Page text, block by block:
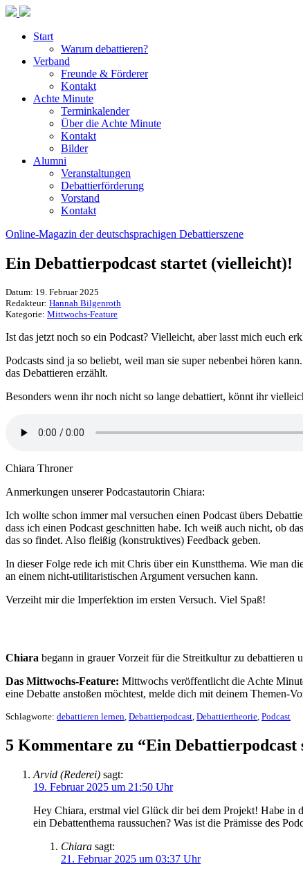
Start
Warum debattieren?
Verband
Freunde & Förderer
Kontakt
Achte Minute
Terminkalender
Über die Achte Minute
Kontakt
Bilder
Alumni
Veranstaltungen
Debattierförderung
Vorstand
Kontakt
Online-Magazin der deutschsprachigen Debattierszene
Ein Debattierpodcast startet (vielleicht)!
Datum: 19. Februar 2025
Redakteur: Hannah Bilgenroth
Kategorie: Mittwochs-Feature
Ist das jetzt noch so ein Podcast? Vielleicht, aber lasst mich euch
Podcasts sind ja so beliebt, weil man sie super nebenbei hören
das Debattieren erzählt.
Besonders wenn ihr noch nicht so lange debattiert, könnt ihr
Chiara Throner
Anmerkungen unserer Podcastautorin Chiara:
Ich wollte schon immer mal versuchen einen Podcast übers
dass ich einen Podcast geschnitten habe. Ich weiß auch nicht, ob
das so findet. Also fleißig (konstruktives) Feedback geben.
In dieser Folge rede ich mit Chris über ein Kunstthema. Wie man
an einem nicht-utilitaristischen Argument versuchen kann.
Verzeiht mir die Imperfektion im ersten Versuch. Viel Spaß!
Chiara begann in grauer Vorzeit für die Streitkultur zu debattieren
Das Mittwochs-Feature: Mittwochs veröffentlicht die Achte
eine Debatte anstoßen möchtest, melde dich mit deinem Themen-
Schlagworte: debattieren lernen Debattierpodcast Debattiertheorie Podcast
5 Kommentare zu “Ein
Arvid (Rederei) sagt:
19. Februar 2025 um 21:50 Uhr
Hey Chiara, erstmal viel Glück dir bei dem Projekt! Habe in
ein Debattenthema raussuchen? Was ist die Prämisse des
Chiara sagt:
21. Februar 2025 um 03:37 Uhr